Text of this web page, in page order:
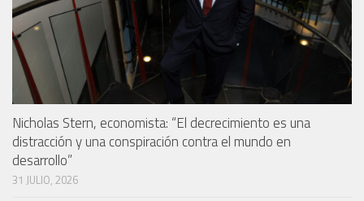
Nicholas Stern, economista: “El decrecimiento es una
distracción y una conspiración contra el mundo en
desarrollo”
31 JULIO, 2026